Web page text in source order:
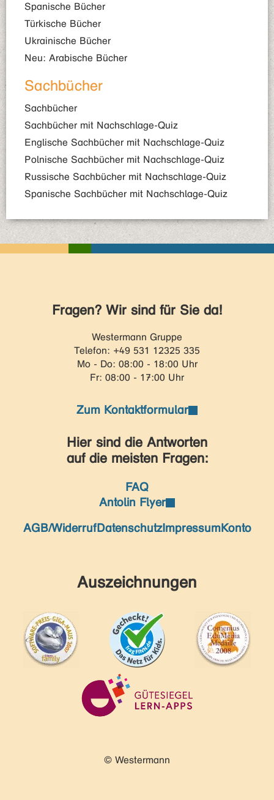
Spanische Bücher
Türkische Bücher
Ukrainische Bücher
Neu: Arabische Bücher
Sachbücher
Sachbücher
Sachbücher mit Nachschlage-Quiz
Englische Sachbücher mit Nachschlage-Quiz
Polnische Sachbücher mit Nachschlage-Quiz
Russische Sachbücher mit Nachschlage-Quiz
Spanische Sachbücher mit Nachschlage-Quiz